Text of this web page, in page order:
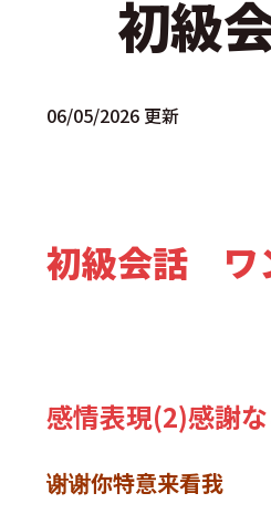
初級
06/05/2026 更新
初級会話 ワ
感情表現(2)感謝
谢谢你特意来看我